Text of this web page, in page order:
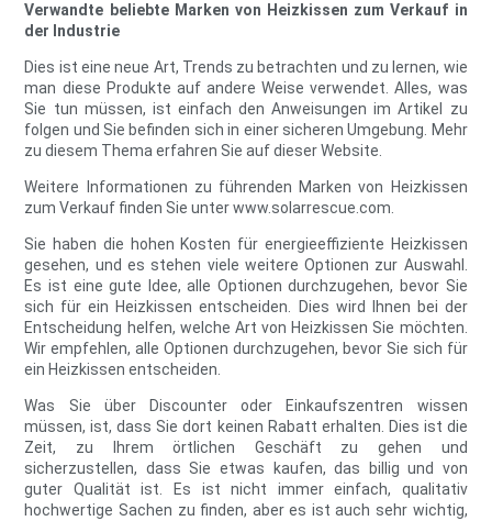
Verwandte beliebte Marken von Heizkissen zum Verkauf in
der Industrie
Dies ist eine neue Art, Trends zu betrachten und zu lernen, wie
man diese Produkte auf andere Weise verwendet. Alles, was
Sie tun müssen, ist einfach den Anweisungen im Artikel zu
folgen und Sie befinden sich in einer sicheren Umgebung. Mehr
zu diesem Thema erfahren Sie auf dieser Website.
Weitere Informationen zu führenden Marken von Heizkissen
zum Verkauf finden Sie unter www.solarrescue.com.
Sie haben die hohen Kosten für energieeffiziente Heizkissen
gesehen, und es stehen viele weitere Optionen zur Auswahl.
Es ist eine gute Idee, alle Optionen durchzugehen, bevor Sie
sich für ein Heizkissen entscheiden. Dies wird Ihnen bei der
Entscheidung helfen, welche Art von Heizkissen Sie möchten.
Wir empfehlen, alle Optionen durchzugehen, bevor Sie sich für
ein Heizkissen entscheiden.
Was Sie über Discounter oder Einkaufszentren wissen
müssen, ist, dass Sie dort keinen Rabatt erhalten. Dies ist die
Zeit, zu Ihrem örtlichen Geschäft zu gehen und
sicherzustellen, dass Sie etwas kaufen, das billig und von
guter Qualität ist. Es ist nicht immer einfach, qualitativ
hochwertige Sachen zu finden, aber es ist auch sehr wichtig,